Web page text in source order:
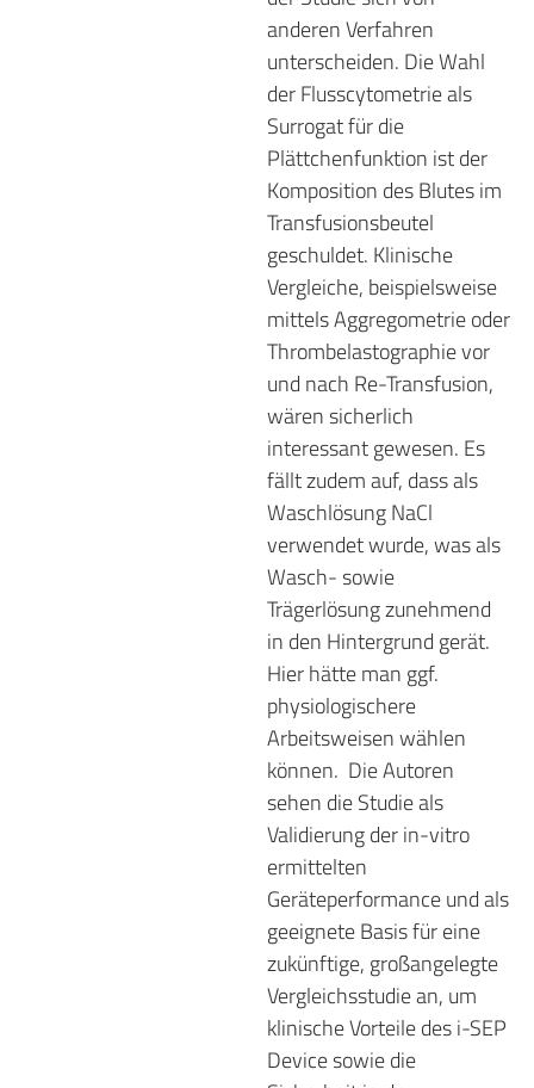
anderen Verfahren
unterscheiden. Die Wahl
der Flusscytometrie als
Surrogat für die
Plättchenfunktion ist der
Komposition des Blutes im
Transfusionsbeutel
geschuldet. Klinische
Vergleiche, beispielsweise
mittels Aggregometrie oder
Thrombelastographie vor
und nach Re-Transfusion,
wären sicherlich
interessant gewesen. Es
fällt zudem auf, dass als
Waschlösung NaCl
verwendet wurde, was als
Wasch- sowie
Trägerlösung zunehmend
in den Hintergrund gerät.
Hier hätte man ggf.
physiologischere
Arbeitsweisen wählen
können. Die Autoren
sehen die Studie als
Validierung der in-vitro
ermittelten
Geräteperformance und als
geeignete Basis für eine
zukünftige, großangelegte
Vergleichsstudie an, um
klinische Vorteile des i-SEP
Device sowie die